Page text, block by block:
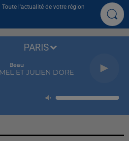
Toute l'actualité de votre région
Beau
ET JULIEN DORE
PARIS